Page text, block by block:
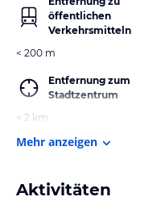
öffentlichen
Verkehrsmitteln
< 200 m
Entfernung zum
Stadtzentrum
< 2 km
Mehr anzeigen
Aktivitäten